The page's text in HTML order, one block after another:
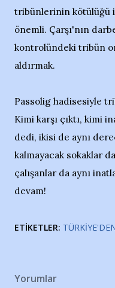
tribünlerinin kötülüğü
önemli. Çarşı'nın
kontrolündeki tribün
aldırmak.
Passolig hadisesiyle
Kimi karşı çıktı, kimi
dedi, ikisi de aynı
kalmayacak sokaklar
çalışanlar da aynı
devam!
ETIKETLER:
Yorumlar